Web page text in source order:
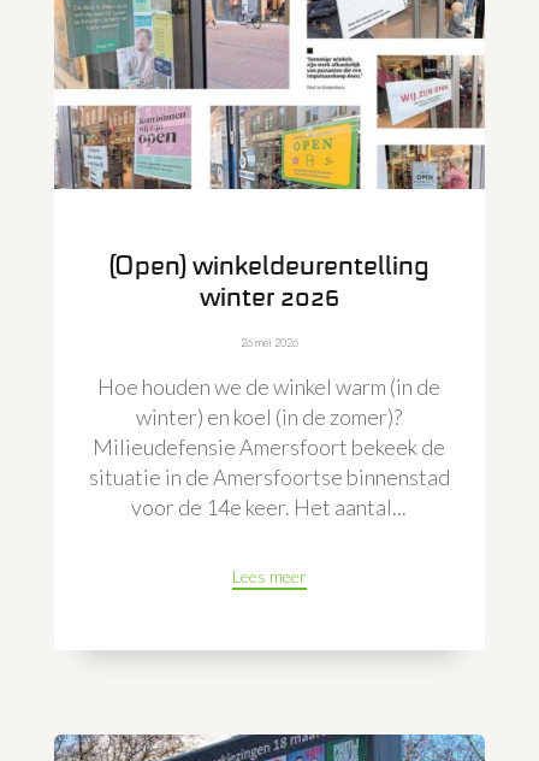
(Open) winkeldeurentelling
winter 2026
26 mei 2026
Hoe houden we de winkel warm (in de
winter) en koel (in de zomer)?
Milieudefensie Amersfoort bekeek de
situatie in de Amersfoortse binnenstad
voor de 14e keer. Het aantal...
Lees meer